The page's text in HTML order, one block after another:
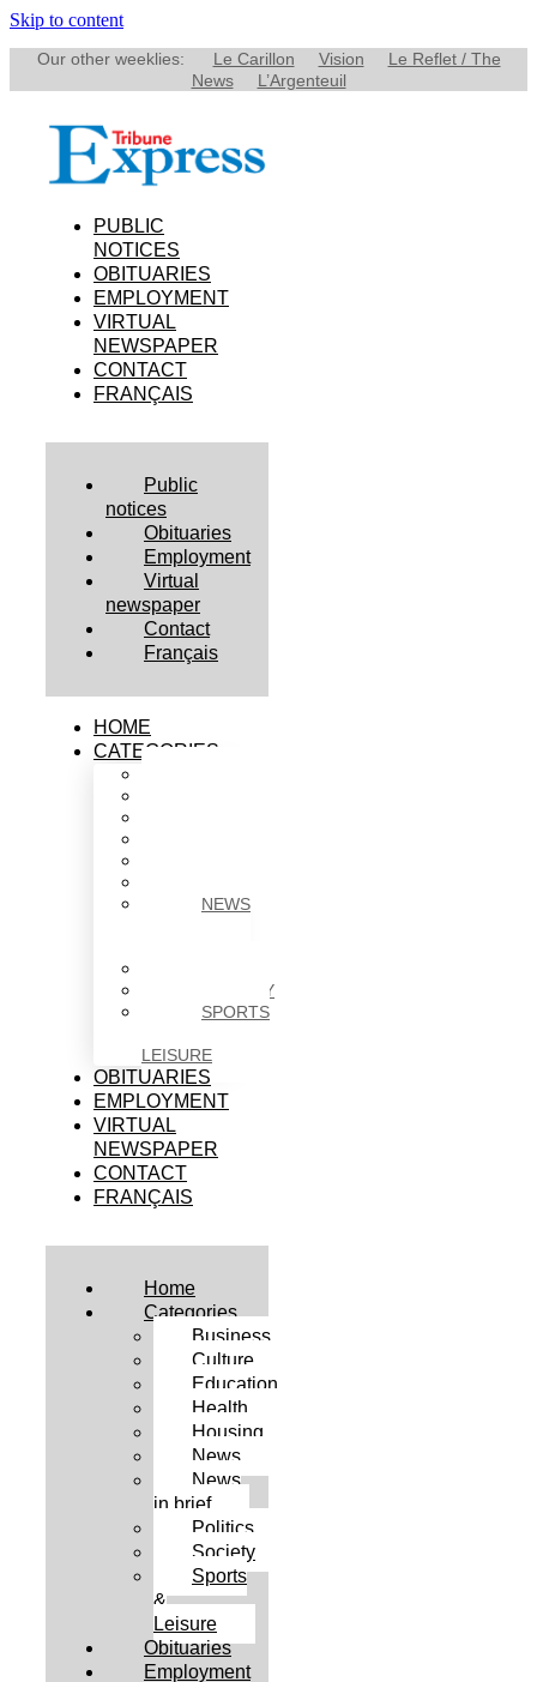
Skip to content
Our other weeklies: Le Carillon Vision
Le Reflet / The
News
L’Argenteuil
PUBLIC
NOTICES
OBITUARIES
EMPLOYMENT
VIRTUAL
NEWSPAPER
CONTACT
FRANÇAIS
Public
notices
Obituaries
Employment
Virtual
newspaper
Contact
Français
HOME
CATEGORIES
NEWS
SOCIETY
SPORTS
LEISURE
OBITUARIES
EMPLOYMENT
VIRTUAL
NEWSPAPER
CONTACT
FRANÇAIS
Home
Categories
Business
Culture
Education
Health
Housing
News
News
in brief
Politics
Society
Sports
&
Leisure
Obituaries
Employment